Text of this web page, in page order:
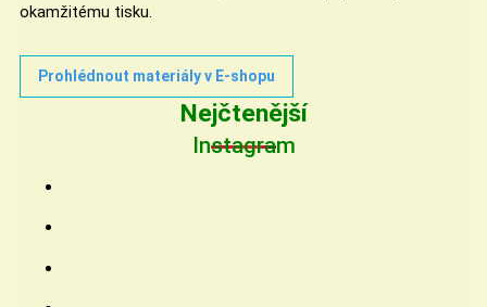
okamžitému tisku.
Prohlédnout materiály v E-shopu
Nejčtenější
Instagram